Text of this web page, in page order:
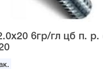
6гр/гл цб п. р.